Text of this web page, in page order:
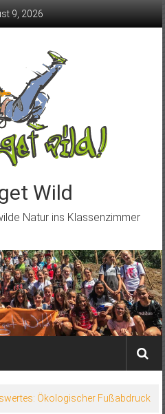
9, 2026
Wild
Natur ins Klassenzimmer
Ökologischer Fußabdruck